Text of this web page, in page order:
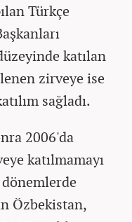
Türkçe
katılan
zirveye ise
sağladı.
2006'da
katılmamayı
Özbekistan,